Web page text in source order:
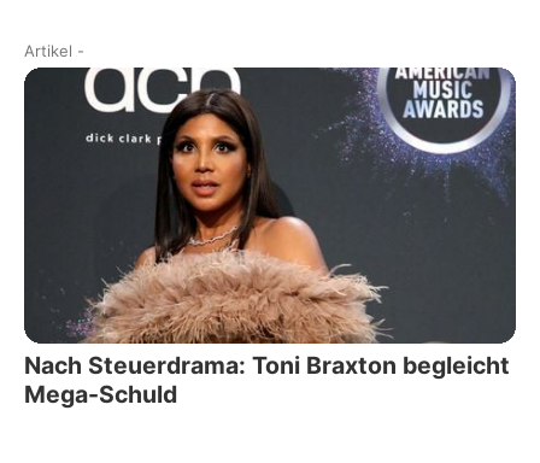
Artikel -
Nach Steuerdrama: Toni Braxton begleicht
Mega-Schuld